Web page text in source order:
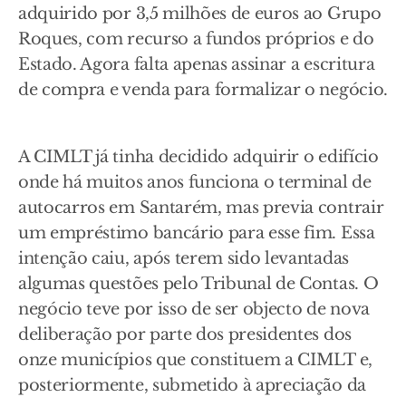
adquirido por 3,5 milhões de euros ao Grupo
Roques, com recurso a fundos próprios e do
Estado. Agora falta apenas assinar a escritura
de compra e venda para formalizar o negócio.
A CIMLT já tinha decidido adquirir o edifício
onde há muitos anos funciona o terminal de
autocarros em Santarém, mas previa contrair
um empréstimo bancário para esse fim. Essa
intenção caiu, após terem sido levantadas
algumas questões pelo Tribunal de Contas. O
negócio teve por isso de ser objecto de nova
deliberação por parte dos presidentes dos
onze municípios que constituem a CIMLT e,
posteriormente, submetido à apreciação da